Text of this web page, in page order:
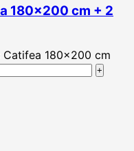
180×200 cm + 2
180×200 cm